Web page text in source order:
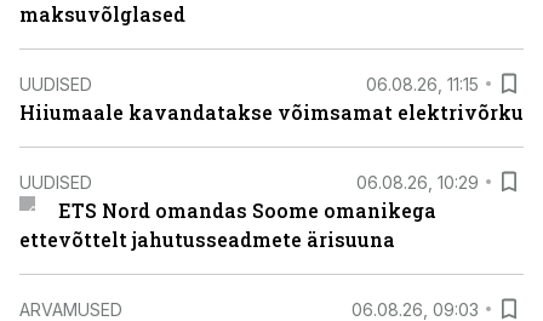
maksuvõlglased
UUDISED 06.08.26, 11:15
Hiiumaale kavandatakse võimsamat elektrivõrku
UUDISED 06.08.26, 10:29
ETS Nord omandas Soome omanikega
ettevõttelt jahutusseadmete ärisuuna
ARVAMUSED 06.08.26, 09:03